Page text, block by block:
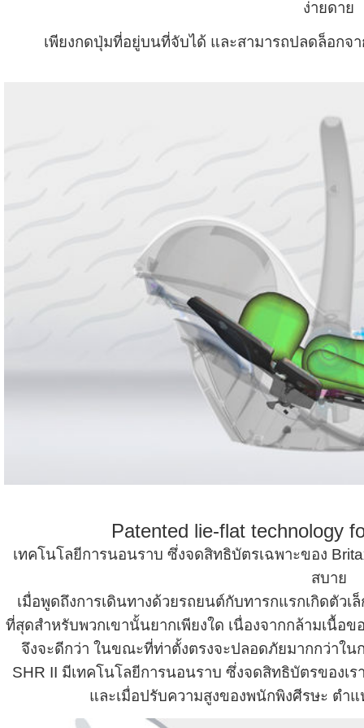
ง่ายดาย
เพียงกดปุ่มที่อยู่บนที่จับได้ และสามารถปลดล็อกจ
Patented lie-flat technology
เทคโนโลยีการนอนราบ ซึ่งจดสิทธิบัตรเฉพาะของ
สบาย
เมื่อพูดถึงการเดินทางด้วยรถยนต์กับทารกแรกเกิดตัวเ
ที่สุดสำหรับพวกเขานั้นยากเพียงใด เนื่องจากกล้ามเนื้อ
จึงจะดีกว่า ในขณะที่ท่าตั้งตรงจะปลอดภัยมากกว่าใ
SHR II มีเทคโนโลยีการนอนราบ ซึ่งจดสิทธิบัตรของ
และเมื่อปรับความสูงของพนักพิงศีรษะ ตำ